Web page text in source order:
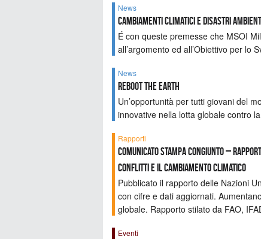
News
Cambiamenti climatici e disastri
É con queste premesse che MSOI
all’argomento ed all’Obiettivo per lo
News
Reboot the Earth
Un’opportunità per tutti giovani del
innovative nella lotta globale contro
Rapporti
Comunicato stampa congiunto –
conflitti e il cambiamento climatico
Pubblicato il rapporto delle Nazioni
con cifre e dati aggiornati.
globale. Rapporto stilato da FAO,
Eventi